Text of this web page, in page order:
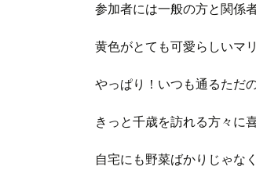
参加者には一般の方と関係
黄色がとても可愛らしいマ
やっぱり！いつも通るただ
きっと千歳を訪れる方々に
自宅にも野菜ばかりじゃな